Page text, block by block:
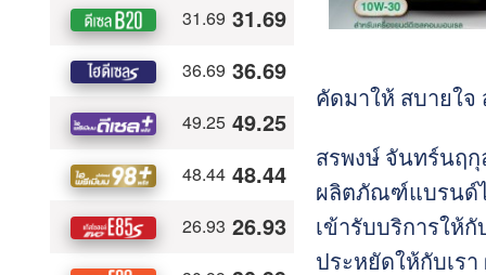
คัดมาให้ สบายใจ
สรพงษ์ จันทร์นฤกุ
ผลิตภัณฑ์แบรนด์ไ
เข้ารับบริการให้
ประหยัดให้กับเร